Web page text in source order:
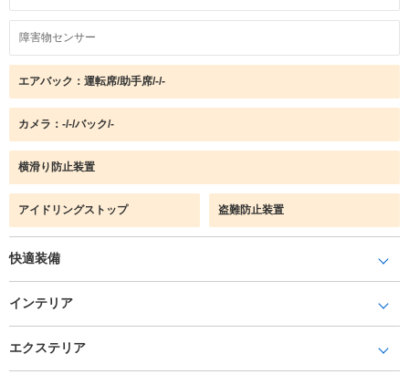
障害物センサー
エアバック：運転席/助手席/-/-
カメラ：-/-/バック/-
横滑り防止装置
アイドリングストップ 盗難防止装置
快適装備
インテリア
エクステリア